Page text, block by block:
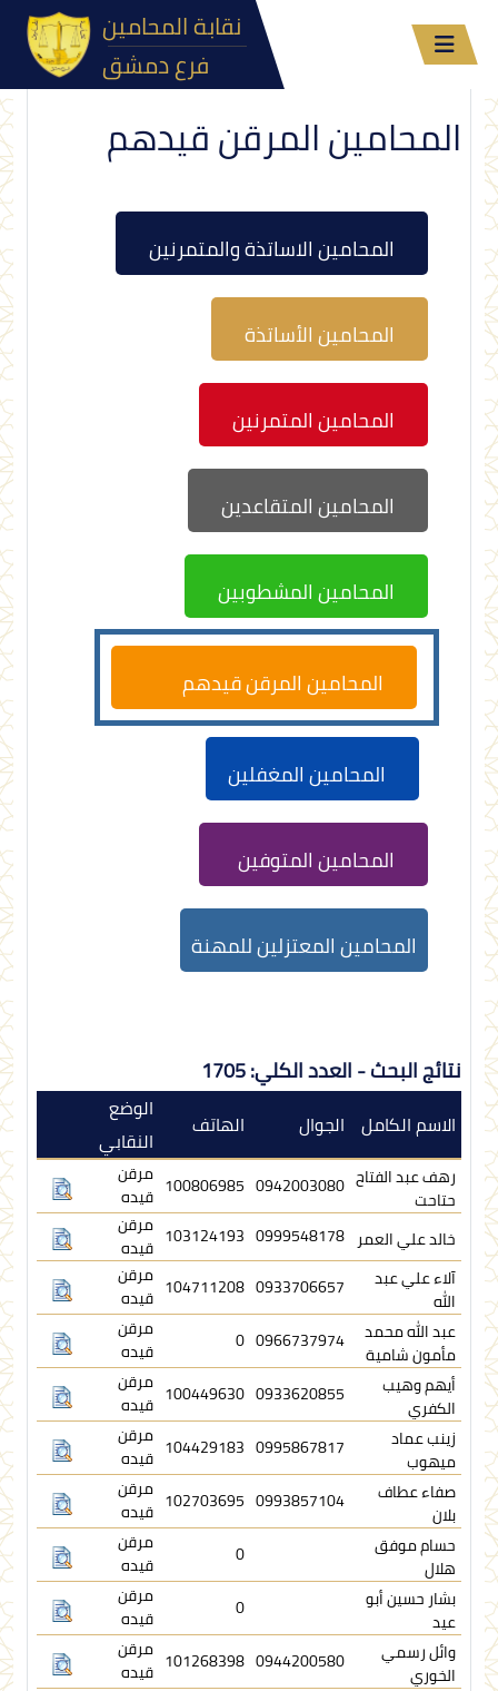
فرع دمشق
المحامين المرقن قيدهم
المحامين الاساتذة والمتمرنين
المحامين الأساتذة
المحامين المتمرنين
المحامين المتقاعدين
المحامين المشطوبين
المحامين المرقن قيدهم
المحامين المغفلين
المحامين المتوفين
المحامين المعتزلين للمهنة
نتائج البحث - العدد الكلي: 1705
الاسم الكامل الجوال الهاتف
الوضع
النقابي
رهف عبد الفتاح
حتاحت
0942003080
100806985 مرقن
قيده
خالد علي العمر 0999548178
103124193 مرقن
قيده
آلاء علي عبد
الله
0933706657
104711208 مرقن
قيده
عبد الله محمد
مأمون شامية
0966737974
0
مرقن
قيده
أيهم وهيب
الكفري
0933620855
100449630 مرقن
قيده
زينب عماد
ميهوب
0995867817
104429183 مرقن
قيده
صفاء عطاف
بلان
0993857104
102703695 مرقن
قيده
حسام موفق
هلال
0
مرقن
قيده
بشار حسين أبو
عيد
0
مرقن
قيده
وائل رسمي
الخوري
0944200580
101268398 مرقن
قيده